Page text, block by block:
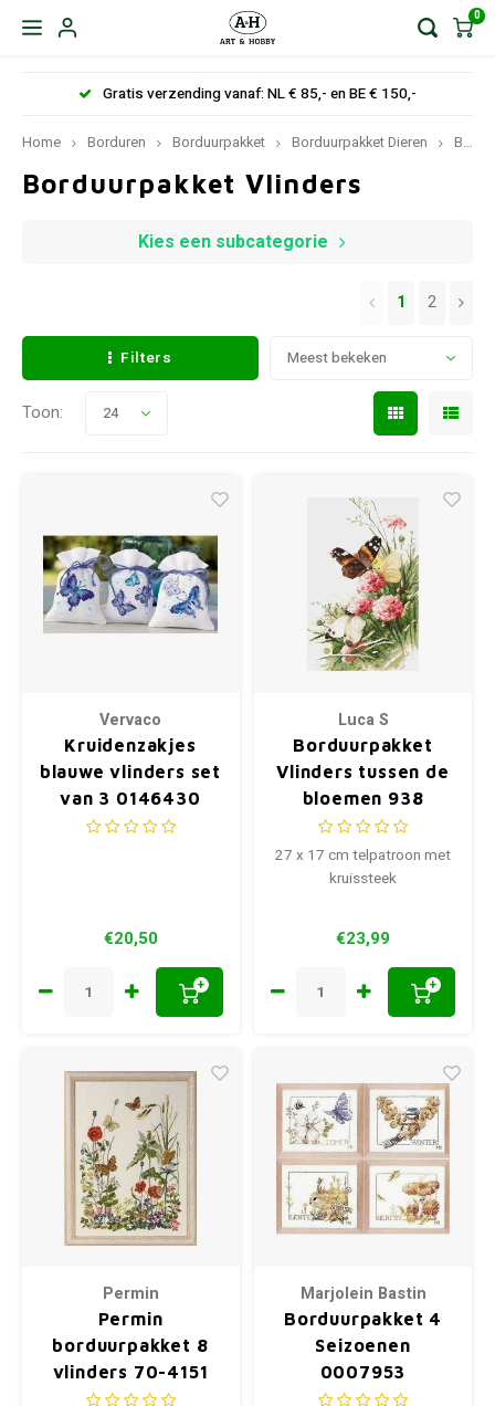
0
Gratis verzending vanaf: NL € 85,- en BE € 150,-
Home Borduren Borduurpakket Borduurpakket Dieren Borduurpakket Vlinders
Borduurpakket Vlinders
Kies een subcategorie
Filters Meest bekeken
1 2
Toon: 24
Vervaco
Kruidenzakjes
blauwe vlinders set
van 3 0146430
€20,50
+
Luca S
Borduurpakket
Vlinders tussen de
bloemen 938
27 x 17 cm telpatroon met
kruissteek
€23,99
+
Permin
Permin
borduurpakket 8
vlinders 70-4151
Marjolein Bastin
Borduurpakket 4
Seizoenen
0007953